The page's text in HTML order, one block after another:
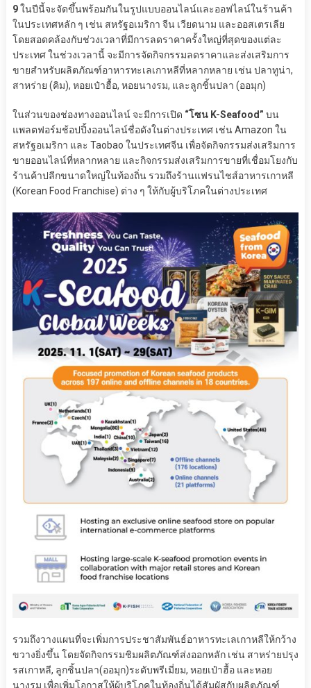
9ในปีนี้จะจัดขึ้นพร้อมกันในรูปแบบออนไลน์และออฟไลน์ในร้านค้า
ในประเทศหลัก ๆ เช่น สหรัฐอเมริกา จีน เวียดนาม และออสเตรเลีย
โดยสอดคล้องกับช่วงเวลาที่มีการลดราคาครั้งใหญ่ที่สุดของแต่ละ
ประเทศ ในช่วงเวลานี้ จะมีการจัดกิจกรรมลดราคาและส่งเสริมการ
ขายสำหรับผลิตภัณฑ์อาหารทะเลเกาหลีที่หลากหลาย เช่น ปลาทูน่า,
สาหร่าย (คิม), หอยเป๋าฮื้อ, หอยนางรม, และลูกชิ้นปลา (ออมุก)
ในส่วนของช่องทางออนไลน์ จะมีการเปิด “โซน K-Seafood” บน
แพลตฟอร์มช้อปปิ้งออนไลน์ชื่อดังในต่างประเทศ เช่น Amazon ใน
สหรัฐอเมริกา และ Taobao ในประเทศจีน เพื่อจัดกิจกรรมส่งเสริมการ
ขายออนไลน์ที่หลากหลาย และกิจกรรมส่งเสริมการขายที่เชื่อมโยงกับ
ร้านค้าปลีกขนาดใหญ่ในท้องถิ่น รวมถึงร้านแฟรนไชส์อาหารเกาหลี
(Korean Food Franchise) ต่าง ๆ ให้กับผู้บริโภคในต่างประเทศ
รวมถึงวางแผนที่จะเพิ่มการประชาสัมพันธ์อาหารทะเลเกาหลีให้กว้าง
ขวางยิ่งขึ้น โดยจัดกิจกรรมชิมผลิตภัณฑ์ส่งออกหลัก เช่น สาหร่ายปรุง
รสเกาหลี, ลูกชิ้นปลา(ออมุก)ระดับพรีเมี่ยม, หอยเป๋าฮื้อ และหอย
นางรม เพื่อเพิ่มโอกาสให้ผู้บริโภคในท้องถิ่นได้สัมผัสกับผลิตภัณฑ์